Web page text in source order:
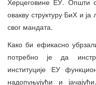
Херцеговине ЕУ. Општи
овакву структуру БиХ и
свог мандата.
Како би ефикасно
потребно је да
институције ЕУ
надопуњујући и